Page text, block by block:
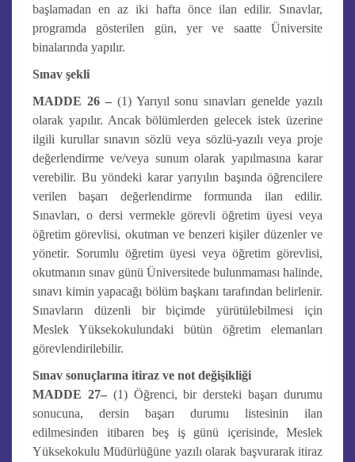
başlamadan en az iki hafta önce ilan edilir. Sınavlar,
programda gösterilen gün, yer ve saatte Üniversite
binalarında yapılır.
Sınav şekli
MADDE 26 –(1) Yarıyıl sonu sınavları genelde yazılı
olarak yapılır. Ancak bölümlerden gelecek istek üzerine
ilgili kurullar sınavın sözlü veya sözlü-yazılı veya proje
değerlendirme ve/veya sunum olarak yapılmasına karar
verebilir. Bu yöndeki karar yarıyılın başında öğrencilere
verilen başarı değerlendirme formunda ilan edilir.
Sınavları, o dersi vermekle görevli öğretim üyesi veya
öğretim görevlisi, okutman ve benzeri kişiler düzenler ve
yönetir. Sorumlu öğretim üyesi veya öğretim görevlisi,
okutmanın sınav günü Üniversitede bulunmaması halinde,
sınavı kimin yapacağı bölüm başkanı tarafından belirlenir.
Sınavların düzenli bir biçimde yürütülebilmesi için
Meslek Yüksekokulundaki bütün öğretim elemanları
görevlendirilebilir.
Sınav sonuçlarına itiraz ve not değişikliği
MADDE 27– (1) Öğrenci, bir dersteki başarı durumu
sonucuna, dersin başarı durumu listesinin ilan
edilmesinden itibaren beş iş günü içerisinde, Meslek
Yüksekokulu Müdürlüğüne yazılı olarak başvurarak itiraz